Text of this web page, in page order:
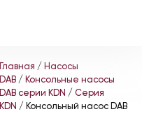
Главная / Насосы
DAB / Консольные насосы
DAB серии KDN / Серия
KDN / Консольный насос DAB